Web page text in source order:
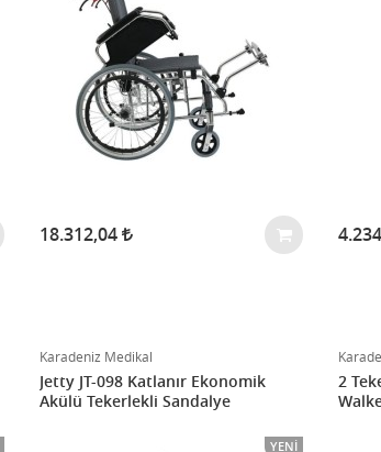
18.312,04
Karadeniz Medikal
Jetty JT-098 Katlanır Ekonomik
Akülü Tekerlekli Sandalye
YENI
2